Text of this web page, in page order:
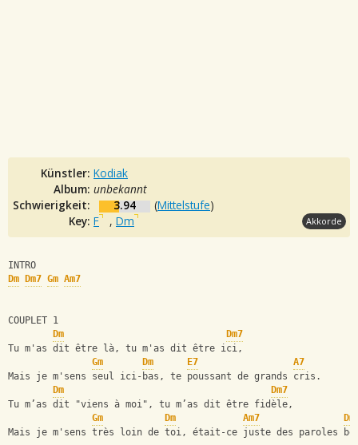
Künstler: Kodiak
Album: unbekannt
Schwierigkeit:
3.94 (Mittelstufe)
Key: F , Dm Akkorde
INTRO
Dm
Dm7 Gm Am7
COUPLET 1
Dm
Dm7
Tu m'as dit être là, tu m'as dit être ici,
Gm
Dm E7
A7
Mais je m'sens seul ici-bas, te poussant de grands cris.
Dm
Dm7
Tu m’as dit "viens à moi", tu m’as dit être fidèle,
Gm
Dm Am7
Dm
Mais je m'sens très loin de toi, était-ce juste des paroles